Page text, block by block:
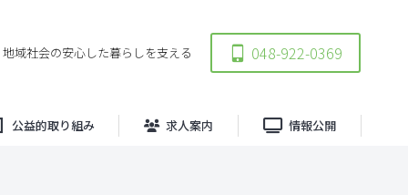
地域社会の安心した暮らしを支える 048-922-0369
公益的取り組み 求人案内 情報公開
求人案内 情報公開